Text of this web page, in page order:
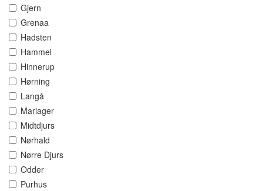
Gjern
Grenaa
Hadsten
Hammel
Hinnerup
Hørning
Langå
Mariager
Midtdjurs
Nørhald
Nørre Djurs
Odder
Purhus